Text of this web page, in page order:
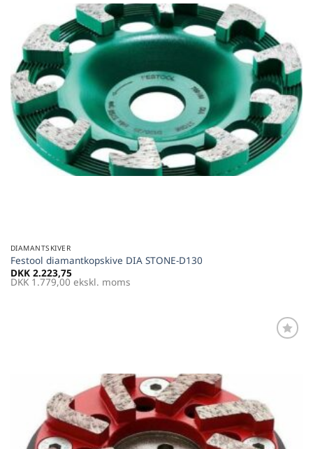
DIAMANTSKIVER
Festool diamantkopskive DIA STONE-D130
DKK 2.223,75
DKK 1.779,00 ekskl. moms